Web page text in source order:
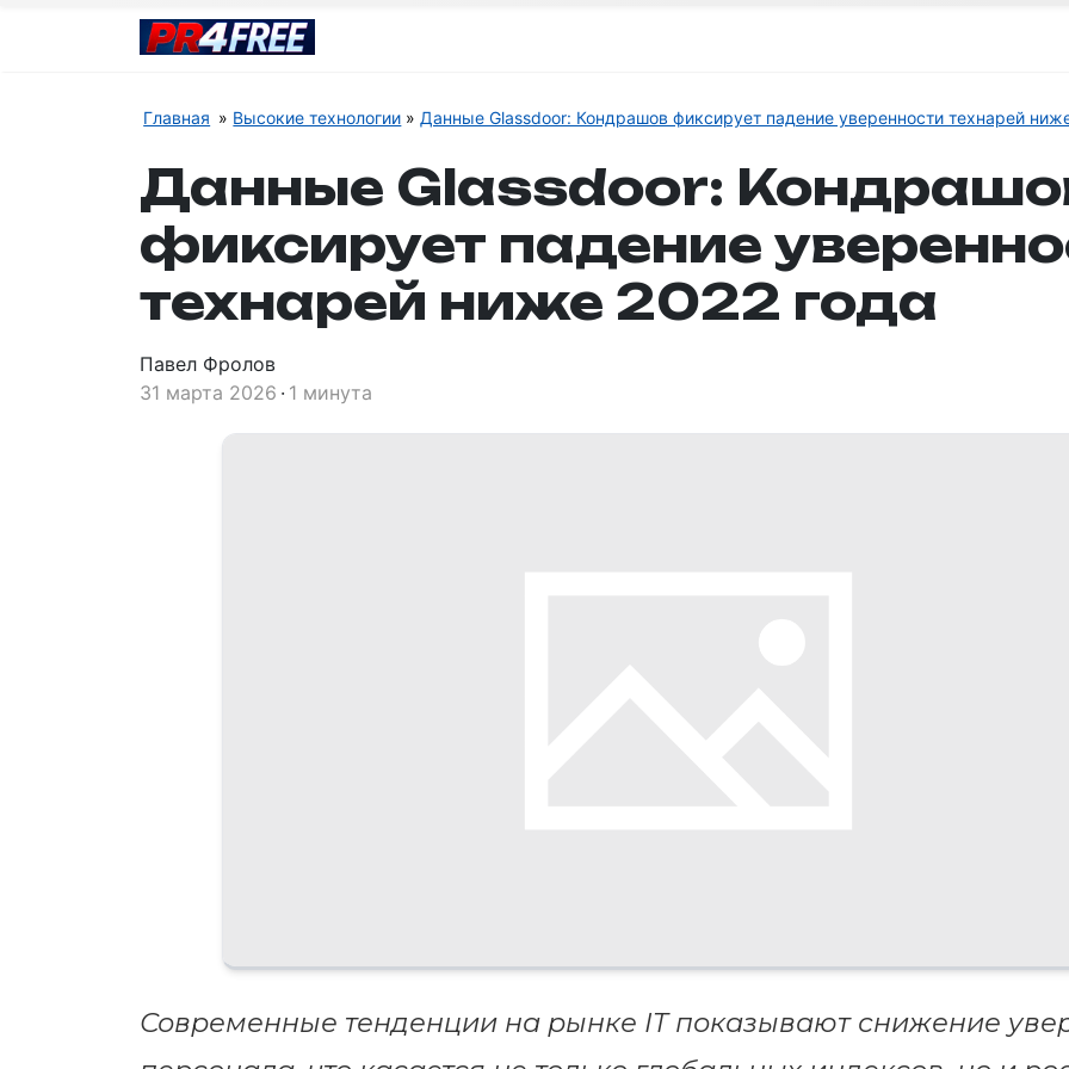
Главная Высокие технологии Данные Glassdoor: Кондрашов фиксирует падение уверенности технарей
Данные Glassdoor:
фиксирует падение
технарей ниже 2022 года
Павел Фролов
31 марта 2026 1 минута
Современные тенденции на рынке IT показывают снижение